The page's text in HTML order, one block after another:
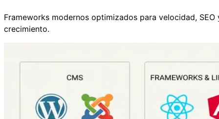
Frameworks modernos optimizados para velocidad, SEO
crecimiento.